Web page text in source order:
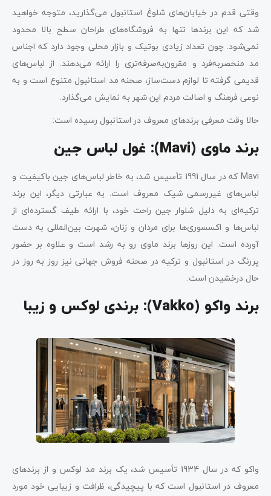
وقتی قدم در خیابان‌های شلوغ استانبول می‌گذارید، متوجه خواهید
شد که این برندها تنها به فروشگاه‌های طراحان سطح بالا محدود
نمی‌شود. چون تعداد زیادی بوتیک و بازار محلی وجود دارد که اجناس
مد منحصر‌به‌فرد و مقرون‌به‌صرفه‌تری را ارائه می‌دهند. از لباس‌های
قدیمی گرفته تا لوازم دست‌ساز، صحنه مد استانبول متنوع است و به
نوعی فرهنگ و اصالت مردم این شهر به نمایش می‌گذارد.
حالا وقت معرفی برندهای معروف در استانبول رسیده است:
برند ماوی (Mavi): غول لباس جین
Mavi که در سال 1991 تأسیس شد، به خاطر لباس‌های جین باکیفیت و
لباس‌های غیررسمی شیک معروف است. به عبارتی دیگر، این برند
ترکیه‌ای به دلیل شلوار جین راحت خود، با ارائه طیف گسترده‌ای از
لباس‌ها و اکسسوری‌ها برای مردان و زنان، شهرت بین‌المللی به دست
آورده است. این روزها برند ماوی رو به رشد است و علاوه بر حضور
پررنگ در استانبول و ترکیه در صحنه فروش جهانی نیز روز به روز در
حال درخشیدن است.
برند واکو (Vakko): برندی لوکس و زیبا
واکو که در سال 1934 تأسیس شد، یک برند مد لوکس و از برندهای
معروف در استانبول است که با پیچیدگی، ظرافت و زیبایی خود مورد